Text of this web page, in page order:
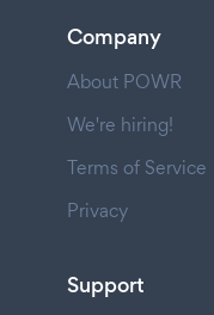
Company
About POWR
We're hiring!
Terms of Service
Privacy
Support